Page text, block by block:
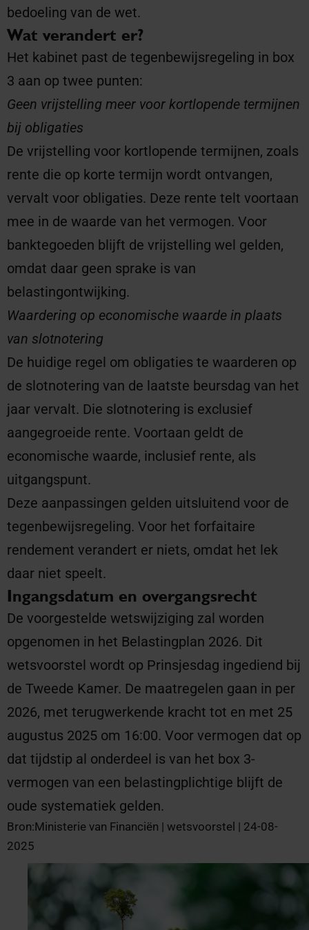
bedoeling van de wet.
Wat verandert er?
Het kabinet past de tegenbewijsregeling in box
3 aan op twee punten:
Geen vrijstelling meer voor kortlopende termijnen
bij obligaties
De vrijstelling voor kortlopende termijnen, zoals
rente die op korte termijn wordt ontvangen,
vervalt voor obligaties. Deze rente telt voortaan
mee in de waarde van het vermogen. Voor
banktegoeden blijft de vrijstelling wel gelden,
omdat daar geen sprake is van
belastingontwijking.
Waardering op economische waarde in plaats
van slotnotering
De huidige regel om obligaties te waarderen op
de slotnotering van de laatste beursdag van het
jaar vervalt. Die slotnotering is exclusief
aangegroeide rente. Voortaan geldt de
economische waarde, inclusief rente, als
uitgangspunt.
Deze aanpassingen gelden uitsluitend voor de
tegenbewijsregeling. Voor het forfaitaire
rendement verandert er niets, omdat het lek
daar niet speelt.
Ingangsdatum en overgangsrecht
De voorgestelde wetswijziging zal worden
opgenomen in het Belastingplan 2026. Dit
wetsvoorstel wordt op Prinsjesdag ingediend bij
de Tweede Kamer. De maatregelen gaan in per
2026, met terugwerkende kracht tot en met 25
augustus 2025 om 16:00. Voor vermogen dat op
dat tijdstip al onderdeel is van het box 3-
vermogen van een belastingplichtige blijft de
oude systematiek gelden.
Bron:Ministerie van Financiën | wetsvoorstel | 24-08-
2025